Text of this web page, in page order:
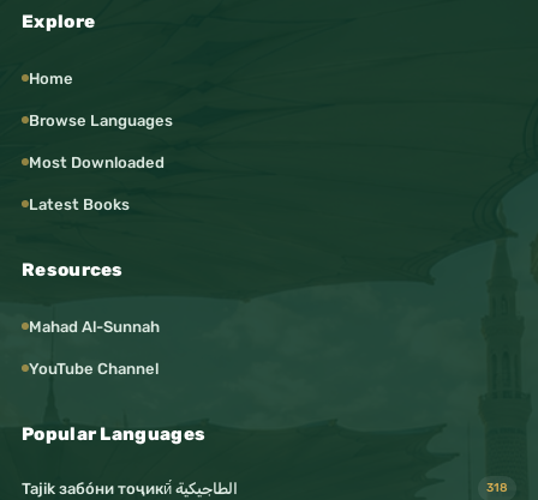
Explore
Home
Browse Languages
Most Downloaded
Latest Books
Resources
Mahad Al-Sunnah
YouTube Channel
Popular Languages
Tajik забо́ни тоҷикӣ́ الطاجيكية 318